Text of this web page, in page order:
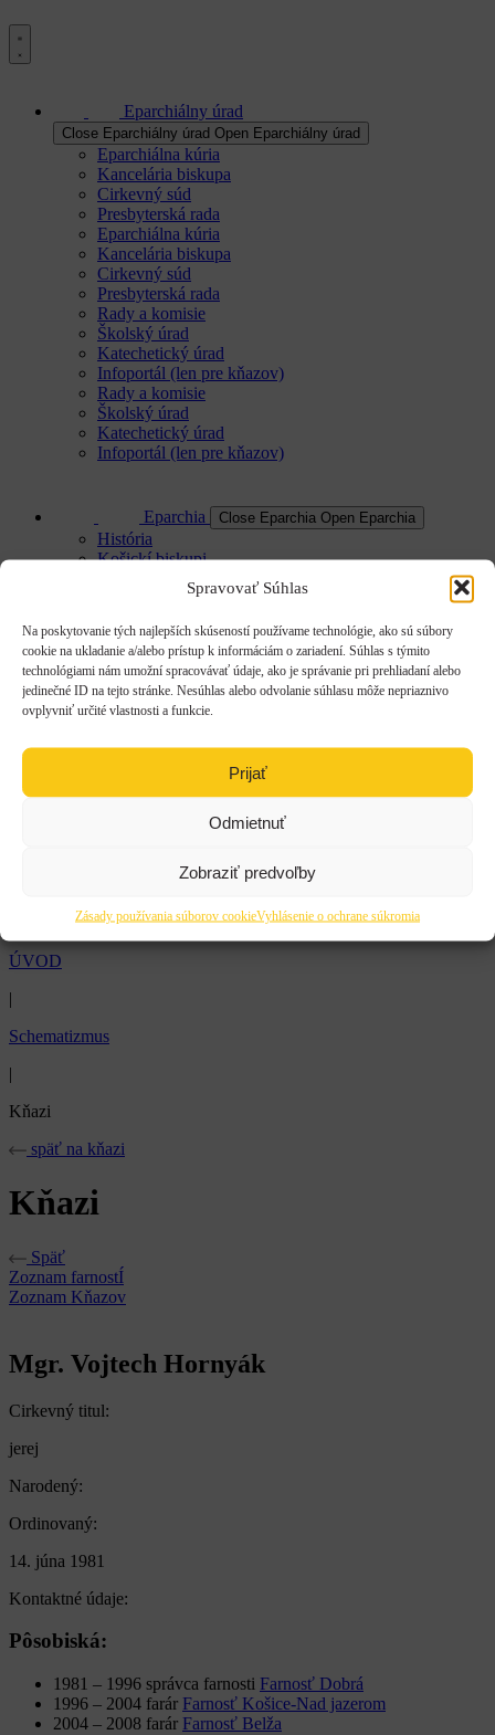
Spravovať Súhlas
Na poskytovanie tých najlepších skúseností používame technológie, ako sú súbory
cookie na ukladanie a/alebo prístup k informáciám o zariadení. Súhlas s týmito
technológiami nám umožní spracovávať údaje, ako je správanie pri prehliadaní alebo
jedinečné ID na tejto stránke. Nesúhlas alebo odvolanie súhlasu môže nepriaznivo
ovplyvniť určité vlastnosti a funkcie.
Prijať
Odmietnuť
Zobraziť predvoľby
Zásady používania súborov cookieVyhlásenie o ochrane súkromia
Eparchiálny úrad
Close Eparchiálny úrad Open Eparchiálny úrad
Eparchiálna kúria
Kancelária biskupa
Cirkevný súd
Presbyterská rada
Eparchiálna kúria
Kancelária biskupa
Cirkevný súd
Presbyterská rada
Rady a komisie
Školský úrad
Katechetický úrad
Infoportál (len pre kňazov)
Rady a komisie
Školský úrad
Katechetický úrad
Infoportál (len pre kňazov)
Eparchia Close Eparchia Open Eparchia
História
Košickí biskupi
Inštitúcie
Rehole a kongregácie
Pútnické miesta
Katedrálny chrám Narodenia presvätej Bohorodičky
Rehole a kongregácie
Pripravované akcie
ÚVOD
|
Schematizmus
|
Kňazi
späť na kňazi
Kňazi
Späť
Zoznam farnostÍ
Zoznam Kňazov
Mgr. Vojtech Hornyák
Cirkevný titul:
jerej
Narodený:
Ordinovaný:
14. júna 1981
Kontaktné údaje:
Pôsobiská:
1981 – 1996 správca farnosti Farnosť Dobrá
1996 – 2004 farár Farnosť Košice-Nad jazerom
2004 – 2008 farár Farnosť Belža